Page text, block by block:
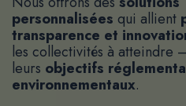
personnalisées qui allient
transparence et
les collectivités à atteindre
leurs objectifs
environnementaux.